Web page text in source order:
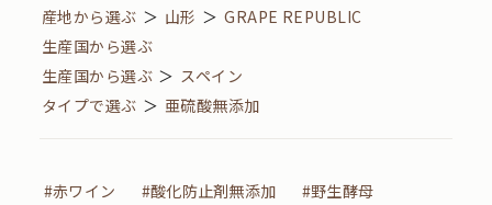
産地から選ぶ ＞ 山形 ＞ GRAPE REPUBLIC
生産国から選ぶ
生産国から選ぶ ＞ スペイン
タイプで選ぶ ＞ 亜硫酸無添加
#赤ワイン #酸化防止剤無添加
#野生酵母